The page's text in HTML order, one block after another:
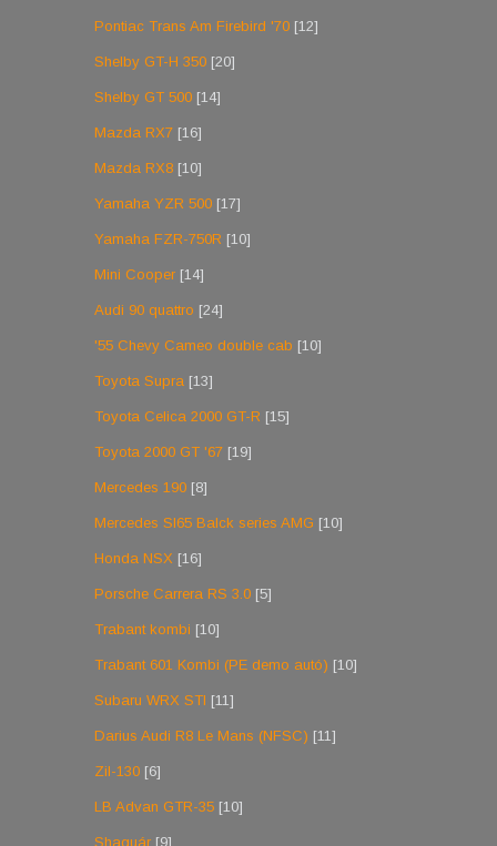
Pontiac Trans Am Firebird '70 [12]
Shelby GT-H 350 [20]
Shelby GT 500 [14]
Mazda RX7 [16]
Mazda RX8 [10]
Yamaha YZR 500 [17]
Yamaha FZR-750R [10]
Mini Cooper [14]
Audi 90 quattro [24]
'55 Chevy Cameo double cab [10]
Toyota Supra [13]
Toyota Celica 2000 GT-R [15]
Toyota 2000 GT '67 [19]
Mercedes 190 [8]
Mercedes Sl65 Balck series AMG [10]
Honda NSX [16]
Porsche Carrera RS 3.0 [5]
Trabant kombi [10]
Trabant 601 Kombi (PE demo autó) [10]
Subaru WRX STI [11]
Darius Audi R8 Le Mans (NFSC) [11]
Zil-130 [6]
LB Advan GTR-35 [10]
Shaguár [9]